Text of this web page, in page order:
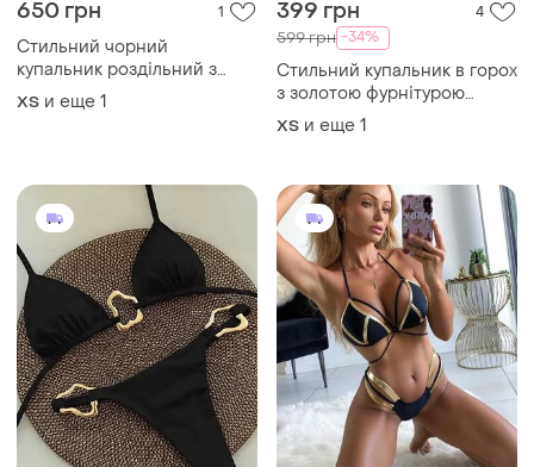
650 грн 1
Стильний чорний
купальник роздільний з
золотою фурнітурою
ХS и еще 1
399 грн 4
599 грн -34%
Стильний купальник в горох
з золотою фурнітурою
ракушки
ХS и еще 1